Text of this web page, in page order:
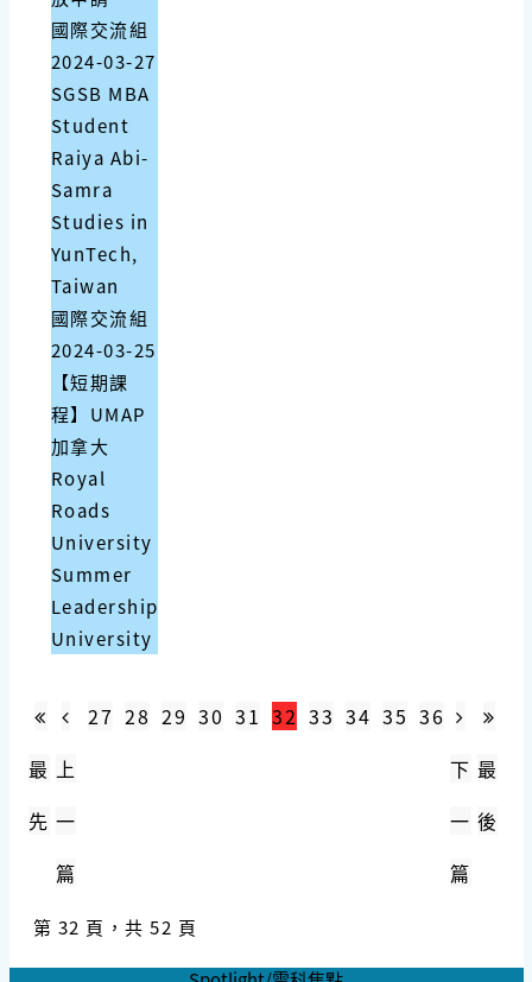
國際交流組
2024-03-27
SGSB MBA
Student
Raiya Abi-
Samra
Studies in
YunTech,
Taiwan
國際交流組
2024-03-25
【短期課
程】UMAP
加拿大
Royal
Roads
University
Summer
Leadership
University
最
先
上
一
篇
27 28 29 30 31 32 33 34 35 36
下
一
篇
最
後
第 32 頁，共 52 頁